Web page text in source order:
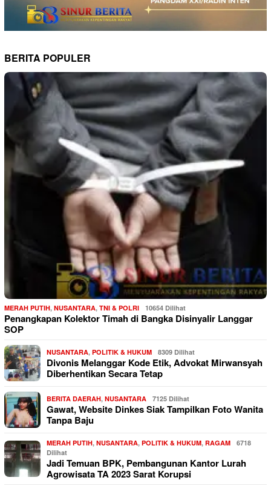
BERITA POPULER
MERAH PUTIH, NUSANTARA, TNI & POLRI 10654 Dilihat
Penangkapan Kolektor Timah di Bangka Disinyalir Langgar
SOP
NUSANTARA, POLITIK & HUKUM 8309 Dilihat
Divonis Melanggar Kode Etik, Advokat Mirwansyah
Diberhentikan Secara Tetap
BERITA DAERAH, NUSANTARA 7125 Dilihat
Gawat, Website Dinkes Siak Tampilkan Foto Wanita
Tanpa Baju
MERAH PUTIH, NUSANTARA, POLITIK & HUKUM, RAGAM
6718
Dilihat
Jadi Temuan BPK, Pembangunan Kantor Lurah
Agrowisata TA 2023 Sarat Korupsi